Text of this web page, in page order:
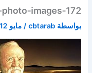
images-172
بواسطة cbtarab
/مايو 12, 2026